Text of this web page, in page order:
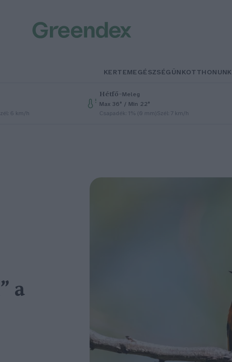
KERTEMEGÉSZSÉGÜNKOTTHONUNK
6 km/h
Hétfő–Meleg
Max 36° / Min 22°
Csapadék: 1% (0 mm)Szél: 7 km/h
a